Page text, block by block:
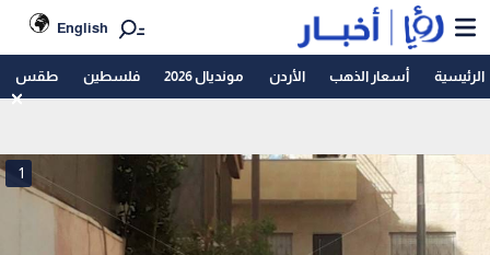
English
الرئيسية أسعار الذهب الأردن مونديال 2026 فلسطين طقس
1